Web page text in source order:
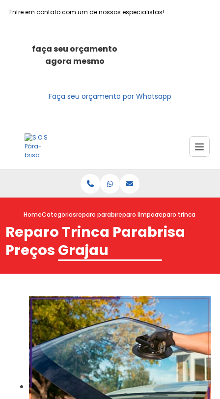
Entre em contato com um de nossos especialistas!
faça seu orçamento
agora mesmo
Faça seu orçamento por Whatsapp
HomeCategoriasreparo parabrisasreparo limpador parabrisa
reparo trinca
Reparo Trinca Parabrisa
Preços Grajau